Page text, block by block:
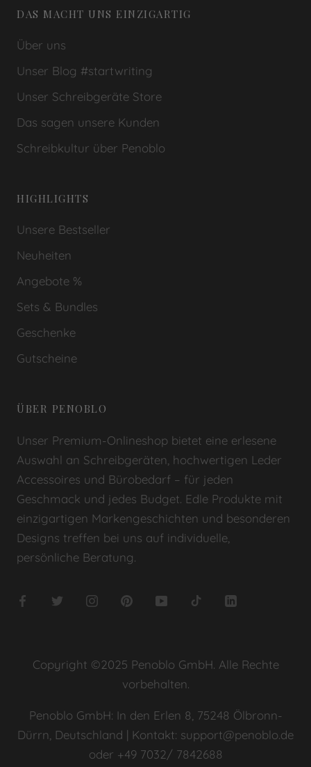
DAS MACHT UNS EINZIGARTIG
Über uns
Unser Blog #startwriting
Unser Schreibgeräte Store
Das sagen unsere Kunden
Schreibkultur über Penoblo
HIGHLIGHTS
Unsere Bestseller
Neuheiten
Angebote %
Sets & Bundles
Geschenke
Gutscheine
ÜBER PENOBLO
Unser Premium-Onlineshop bietet eine erlesene
Auswahl an Schreibgeräten, hochwertigen Leder
Accessoires und Bürobedarf – für jeden
Geschmack und jedes Budget. Edle Produkte mit
einzigartigen Markengeschichten und besonderen
Designs treffen bei uns auf individuelle,
persönliche Beratung.
Copyright ©2025 Penoblo GmbH. Alle Rechte
vorbehalten.
Penoblo GmbH: In den Erlen 8, 75248 Ölbronn-
Dürrn, Deutschland | Kontakt: support@penoblo.de
oder +49 7032/ 7842688